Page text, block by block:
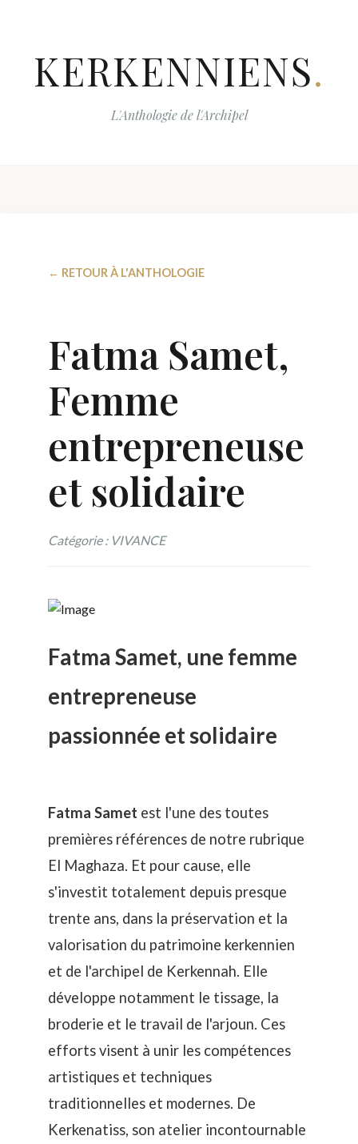
KERKENNIENS.
L'Anthologie de l'Archipel
← RETOUR À L'ANTHOLOGIE
Fatma Samet,
Femme
entrepreneuse
et solidaire
Catégorie : VIVANCE
Fatma Samet, une femme
entrepreneuse
passionnée et solidaire
Fatma Samet est l'une des toutes
premières références de notre rubrique
El Maghaza. Et pour cause, elle
s'investit totalement depuis presque
trente ans, dans la préservation et la
valorisation du patrimoine kerkennien
et de l'archipel de Kerkennah. Elle
développe notamment le tissage, la
broderie et le travail de l'arjoun. Ces
efforts visent à unir les compétences
artistiques et techniques
traditionnelles et modernes. De
Kerkenatiss, son atelier incontournable